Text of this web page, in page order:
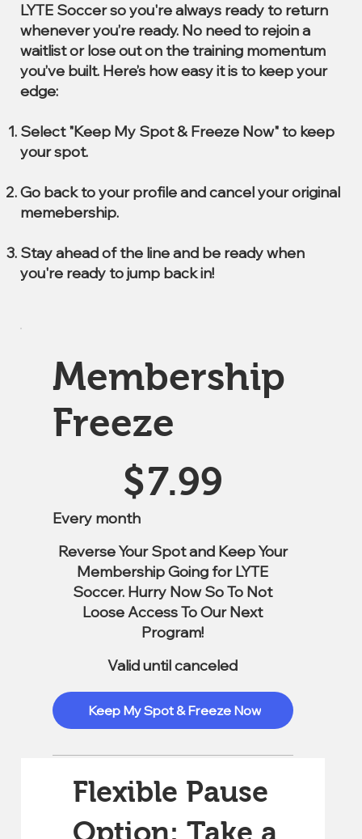
LYTE Soccer so you're always ready to return
whenever you’re ready. No need to rejoin a
waitlist or lose out on the training momentum
you’ve built. Here’s how easy it is to keep your
edge:
Select "Keep My Spot & Freeze Now" to keep
your spot.
Go back to your profile and cancel your original
memebership.
Stay ahead of the line and be ready when
you're ready to jump back in!
Membership
Freeze
$7.99
Every month
Reverse Your Spot and Keep Your
Membership Going for LYTE
Soccer. Hurry Now So To Not
Loose Access To Our Next
Program!
Valid until canceled
Keep My Spot & Freeze Now
Flexible Pause